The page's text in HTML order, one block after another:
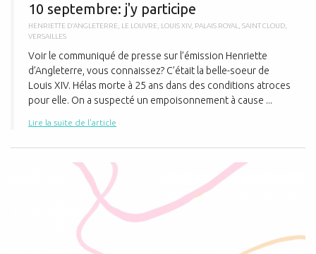
10 septembre: j'y participe
HENRIETTE D'ANGLETERRE LE LOUVRE LOUIS XIV, PALAIS ROYAL SAINT CLOUD
VERSAILLES
Voir le communiqué de presse sur l’émission Henriette
d’Angleterre, vous connaissez? C’était la belle-soeur de
Louis XIV. Hélas morte à 25 ans dans des conditions atroces
pour elle. On a suspecté un empoisonnement à cause ...
Lire la suite de l'article